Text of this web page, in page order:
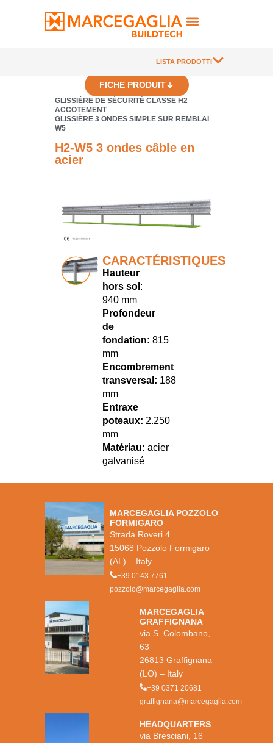
LISTA PRODOTTI
GLISSIÈRE DE SÉCURITÉ CLASSE H2
ACCOTEMENT
GLISSIÈRE 3 ONDES SIMPLE SUR REMBLAI
W5
FICHE PRODUIT
H2-W5 3 ondes câble en
acier
CARACTÉRISTIQUES
Hauteur
hors sol :
940 mm
Profondeur
de
fondation: 815
mm
Encombrement
transversal: 188
mm
Entraxe
poteaux: 2.250
mm
Matériau: acier
galvanisé
MARCEGAGLIA POZZOLO
FORMIGARO
Strada Roveri 4
15068 Pozzolo Formigaro
(AL) – Italy
+39 0143 7761
pozzolo@marcegaglia.com
MARCEGAGLIA
GRAFFIGNANA
via S. Colombano,
63
26813 Graffignana
(LO) – Italy
+39 0371 20681
graffignana@marcegaglia.com
HEADQUARTERS
via Bresciani, 16